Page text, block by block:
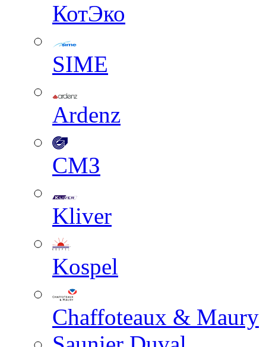
КотЭко
SIME
Ardenz
СМЗ
Kliver
Kospel
Chaffoteaux & Maury